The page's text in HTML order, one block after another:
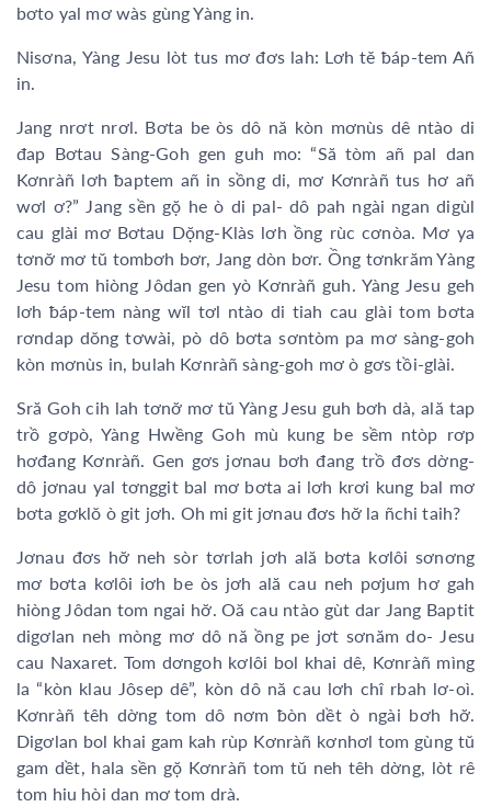
bơto yal mơ wàs gùng Yàng in.
Nisơna, Yàng Jesu lòt tus mơ đơs lah: Lơh tĕ ƀáp-tem Añ
in.
Jang nrơt nrơl. Bơta be òs dô nă kòn mơnùs dê ntào di
đap Bơtau Sàng-Goh gen guh mo: “Să tòm añ pal dan
Kơnràñ lơh ƀaptem añ in sồng di, mơ Kơnràñ tus hơ añ
wơl ơ?” Jang sền gọ̆ he ò di pal- dô pah ngài ngan digùl
cau glài mơ Bơtau Dọ̆ng-Klàs lơh ồng rùc cơnòa. Mơ ya
tơnơ̆ mơ tŭ tombơh bơr, Jang dòn bơr. Ồng tơnkrăm Yàng
Jesu tom hiòng Jôdan gen yò Kơnràñ guh. Yàng Jesu geh
lơh ƀáp-tem nàng wĭl tơl ntào di tiah cau glài tom bơta
rơndap dŏng tơwài, pò dô bơta sơntòm pa mơ sàng-goh
kòn mơnùs in, bulah Kơnràñ sàng-goh mơ ò gơs tồi-glài.
Sră Goh cih lah tơnơ̆ mơ tŭ Yàng Jesu guh bơh dà, ală tap
trồ gơpò, Yàng Hwềng Goh mù kung be sềm ntòp rơp
hơđang Kơnràñ. Gen gơs jơnau bơh đang trồ đơs dờng-
dô jơnau yal tơnggit bal mơ bơta ai lơh krơi kung bal mơ
bơta gơklŏ ò git jơh. Oh mi git jơnau đơs hơ̆ la ñchi taih?
Jơnau đơs hơ̆ neh sòr tơrlah jơh ală bơta kơlôi sơnơng
mơ bơta kơlôi iơh be òs jơh ală cau neh pơjum hơ gah
hiòng Jôdan tom ngai hơ̆. Oă cau ntào gùt dar Jang Baptit
digơlan neh mòng mơ dô nă ồng pe jơt sơnăm do- Jesu
cau Naxaret. Tom dơngoh kơlôi bol khai dê, Kơnràñ mìng
la “kòn klau Jôsep dê”, kòn dô nă cau lơh chî rbah lơ-oì.
Kơnràñ têh dờng tom dô nơm ƀòn dềt ò ngài bơh hơ̆.
Digơlan bol khai gam kah rùp Kơnràñ kơnhơl tom gùng tŭ
gam dềt, hala sền gọ̆ Kơnràñ tom tŭ neh têh dờng, lòt rê
tom hiu hòi dan mơ tom drà.